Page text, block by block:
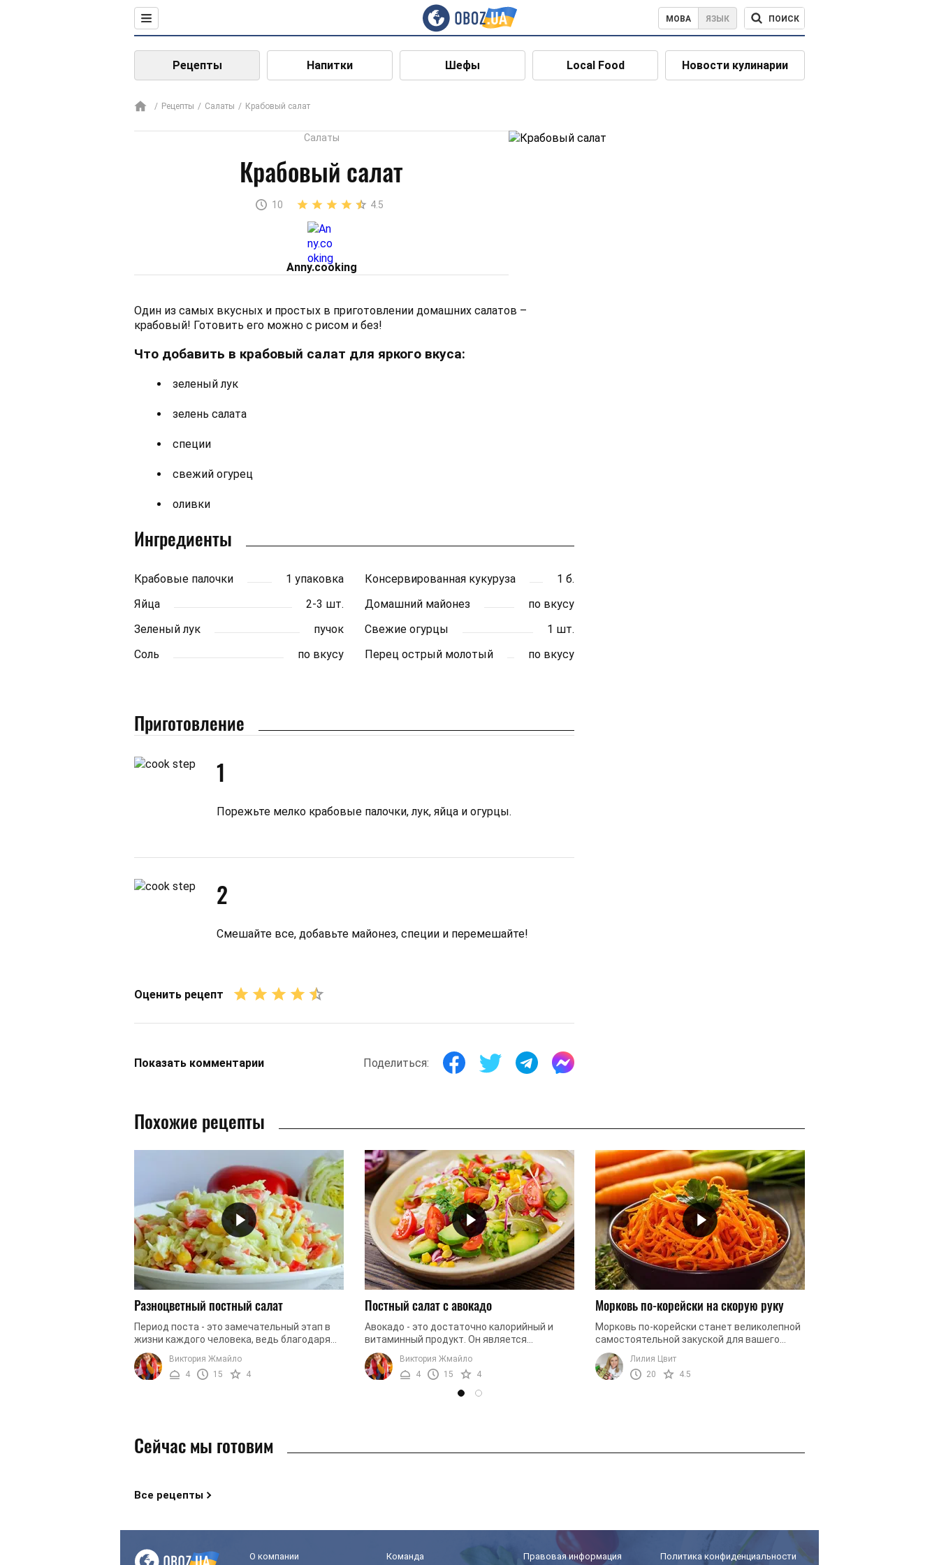
МОВА ЯЗЫК ПОИСК
Рецепты Напитки Шефы Local Food Новости кулинарии
Рецепты Салаты Крабовый салат
Салаты
Крабовый салат
10 4.5
Аnny.cooking
Один из самых вкусных и простых в приготовлении домашних салатов –
крабовый! Готовить его можно с рисом и без!
Что добавить в крабовый салат для яркого вкуса:
зеленый лук
зелень салата
специи
свежий огурец
оливки
Ингредиенты
Крабовые палочки 1 упаковка Консервированная кукуруза
1 б.
Яйца
2-3 шт. Домашний майонез
по вкусу
Зеленый лук
пучок Свежие огурцы
1 шт.
Соль
по вкусу Перец острый молотый по вкусу
Приготовление
1
Порежьте мелко крабовые палочки, лук, яйца и огурцы.
2
Смешайте все, добавьте майонез, специи и перемешайте!
Оценить рецепт
Показать комментарии Поделиться:
Похожие рецепты
Разноцветный постный салат
Период поста - это замечательный этап в
жизни каждого человека, ведь благодаря
этому мы очищаемся морально и
физически. Мы подготовили для вас ...
Виктория Жмайло
4
15 4
Постный салат с авокадо
Авокадо - это достаточно калорийный и
витаминный продукт. Он является
источником огромного количества
витаминов и минералов. Именно поэтому
авокадо ...
Виктория Жмайло
4
15 4
Морковь по-корейски на скорую руку
Морковь по-корейски станет великолепной
самостоятельной закуской для вашего
праздничного стола и удачным
дополнением для других салатов. Она ...
Лилия Цвит
20
4.5
Сейчас мы готовим
Все рецепты
О компании Команда Правовая информация Политика конфиденциальности